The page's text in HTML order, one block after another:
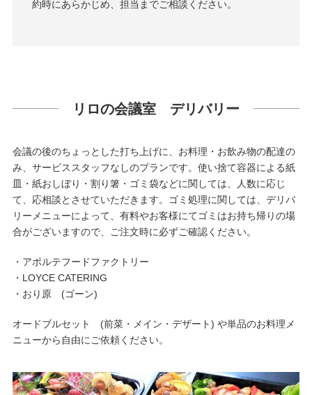
約時にあらかじめ、担当までご相談ください。
リロの会議室 デリバリー
会議の後のちょっとした打ち上げに、お料理・お飲み物の配達の
み、サービススタッフなしのプランです。使い捨て容器による紙
皿・紙おしぼり・割り箸・ゴミ袋などに関しては、人数に応じ
て、応相談とさせていただきます。ゴミ処理に関しては、デリバ
リーメニューによって、有料やお客様にてゴミはお持ち帰りの場
合がございますので、ご注文時に必ずご確認ください。
・アポルテフードファクトリー
・LOYCE CATERING
・おり原 (ゴーン)
オードブルセット (前菜・メイン・デザート) や単品のお料理メ
ニューから自由にご依頼ください。